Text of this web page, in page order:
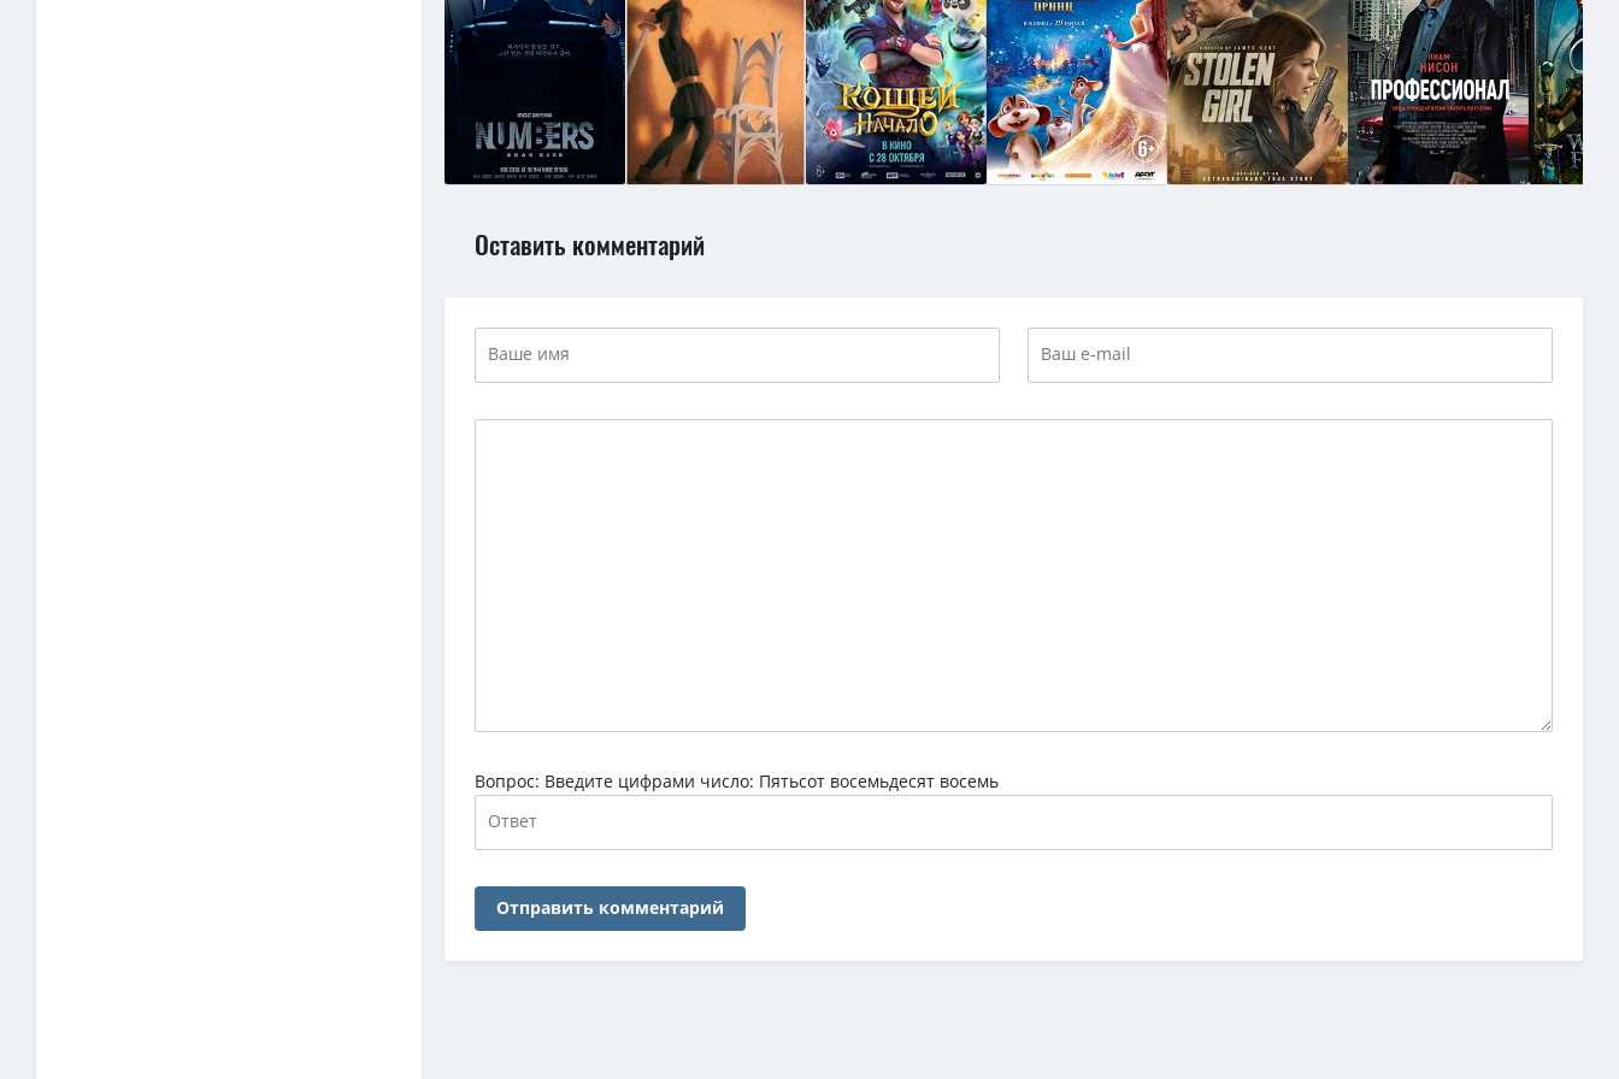
Оставить комментарий
Вопрос: Введите цифрами число: Пятьсот восемьдесят восемь
Отправить комментарий